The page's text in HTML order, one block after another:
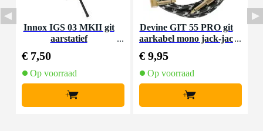
Innox IGS 03 MKII git
aarstatief
€ 7,50
Op voorraad
+
Devine GIT 55 PRO git
aarkabel mono jack-jac
€ 9,95
Op voorraad
+